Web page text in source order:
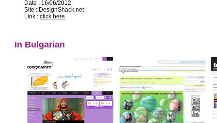
Date : 16/06/2012
Site : DesignShack.net
Link : click here
In Bulgarian